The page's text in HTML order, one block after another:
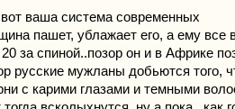
ваша система современных
пашет, ублажает его, а ему все
за спиной..позор он и в Африке
русские мужланы добьются того,
с карими глазами и темными